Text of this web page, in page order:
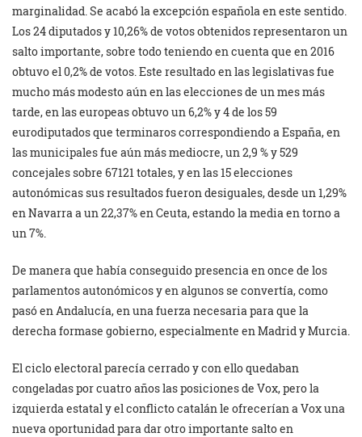
marginalidad. Se acabó la excepción española en este sentido.
Los 24 diputados y 10,26% de votos obtenidos representaron un
salto importante, sobre todo teniendo en cuenta que en 2016
obtuvo el 0,2% de votos. Este resultado en las legislativas fue
mucho más modesto aún en las elecciones de un mes más
tarde, en las europeas obtuvo un 6,2% y 4 de los 59
eurodiputados que terminaros correspondiendo a España, en
las municipales fue aún más mediocre, un 2,9 % y 529
concejales sobre 67121 totales, y en las 15 elecciones
autonómicas sus resultados fueron desiguales, desde un 1,29%
en Navarra a un 22,37% en Ceuta, estando la media en torno a
un 7%.
De manera que había conseguido presencia en once de los
parlamentos autonómicos y en algunos se convertía, como
pasó en Andalucía, en una fuerza necesaria para que la
derecha formase gobierno, especialmente en Madrid y Murcia.
El ciclo electoral parecía cerrado y con ello quedaban
congeladas por cuatro años las posiciones de Vox, pero la
izquierda estatal y el conflicto catalán le ofrecerían a Vox una
nueva oportunidad para dar otro importante salto en